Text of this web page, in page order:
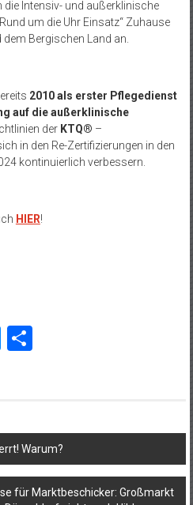
Intensiv- und außerklinische
um die Uhr Einsatz“ Zuhause
Bergischen Land an.
2010 als erster Pflegedienst
auf die außerklinische
der KTQ® –
in den Re-Zertifizierungen in den
kontinuierlich verbessern.
HIER!
Messenger
Teilen
Warum?
für Marktbeschicker: Großmarkt